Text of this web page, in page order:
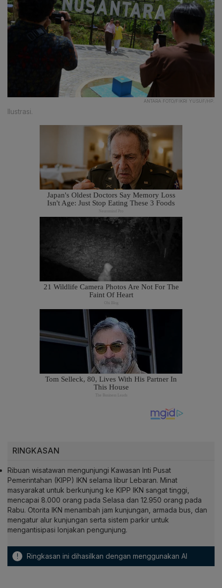
ANTARA FOTO/FIKRI YUSUF/HP.
Ilustrasi.
RINGKASAN
Ribuan wisatawan mengunjungi Kawasan Inti Pusat
Pemerintahan (KIPP) IKN selama libur Lebaran. Minat
masyarakat untuk berkunjung ke KIPP IKN sangat tinggi,
mencapai 8.000 orang pada Selasa dan 12.950 orang pada
Rabu. Otorita IKN menambah jam kunjungan, armada bus, dan
mengatur alur kunjungan serta sistem parkir untuk
mengantisipasi lonjakan pengunjung.
! Ringkasan ini dihasilkan dengan menggunakan AI